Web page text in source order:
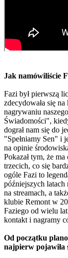
Jak namówiliście
Fazi był pierwszą
zdecydowała się
nagrywaniu
Świadomości",
dograł nam się do
"Spełniamy Sen" i
na opinie
Pokazał tym, że
trzecich, co się
ogóle Fazi to
późniejszych latach
na streamach, a
klubie Remont w
Faziego od wielu
kontakt i nagramy
Od początku
najpierw pojawiła